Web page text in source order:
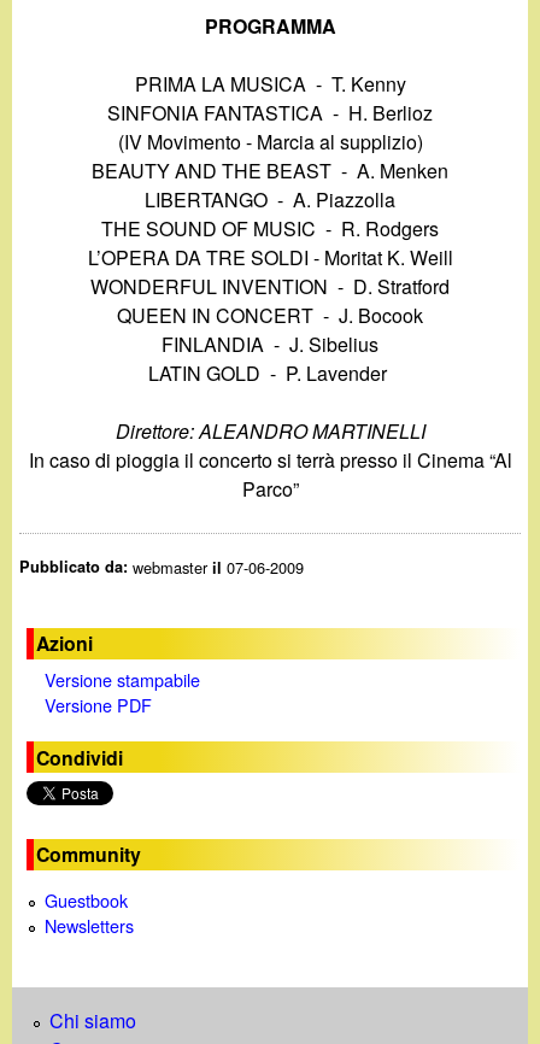
a
PROGRAMMA
PRIMA LA MUSICA - T. Kenny
SINFONIA FANTASTICA - H. Berlioz
(IV Movimento - Marcia al supplizio)
BEAUTY AND THE BEAST - A. Menken
LIBERTANGO - A. Piazzolla
THE SOUND OF MUSIC - R. Rodgers
L’OPERA DA TRE SOLDI - Moritat K. Weill
WONDERFUL INVENTION - D. Stratford
QUEEN IN CONCERT - J. Bocook
FINLANDIA - J. Sibelius
LATIN GOLD - P. Lavender
Direttore: ALEANDRO MARTINELLI
In caso di pioggia il concerto si terrà presso il Cinema “Al
Parco”
Pubblicato da:webmasteril 07-06-2009
Azioni
Versione stampabile
Versione PDF
Condividi
Community
Guestbook
Newsletters
Chi siamo